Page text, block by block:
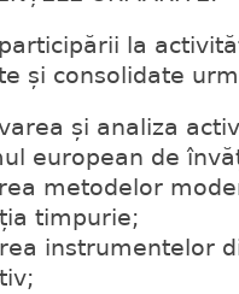
la
și consolidate
și analiza
european de
metodelor
timpurie;
instrumentelor